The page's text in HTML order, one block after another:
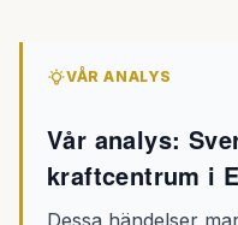
VÅR ANALYS
Vår analys:
kraftcentrum i
Dessa händelser